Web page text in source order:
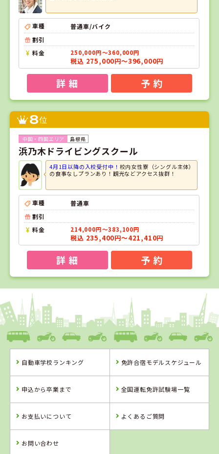
車種
普通車/バイク
割引
料金
250,000円～360,000円
税込 275,000円～396,000円
詳 細 予 約
8位
島根県
浜乃木ドライビングスクール
4月1日以降の入校受付中！ 校内女性寮（シングル主体）
の食事なしプランあり！観光などアクセス抜群！
車種
普通車
割引
料金
214,000円～383,100円
税込 235,400円～421,410円
詳 細 予 約
1
徳島県
阿波自動車学校
詳 細 予 約
詳 細
予 約
詳 細
習所
自動車学校ランキング 免許合宿モデルスケジュール
申込から卒業まで 全国運転免許試験場一覧
お支払いについて よくあるご質問
お問い合わせ